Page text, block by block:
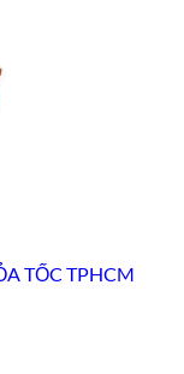
TỐC TPHCM